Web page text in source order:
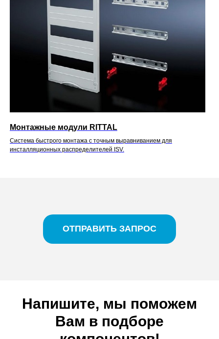
Монтажные модули RITTAL
Система быстрого монтажа с точным выравниванием для
инсталляционных распределителей ISV.
ОТПРАВИТЬ ЗАПРОС
Напишите, мы поможем
Вам в подборе